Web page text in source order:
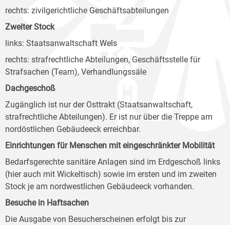
rechts: zivilgerichtliche Geschäftsabteilungen
Zweiter Stock
links: Staatsanwaltschaft Wels
rechts: strafrechtliche Abteilungen, Geschäftsstelle für
Strafsachen (Team), Verhandlungssäle
Dachgeschoß
Zugänglich ist nur der Osttrakt (Staatsanwaltschaft,
strafrechtliche Abteilungen). Er ist nur über die Treppe am
nordöstlichen Gebäudeeck erreichbar.
Einrichtungen für Menschen mit eingeschränkter Mobilität
Bedarfsgerechte sanitäre Anlagen sind im Erdgeschoß links
(hier auch mit Wickeltisch) sowie im ersten und im zweiten
Stock je am nordwestlichen Gebäudeeck vorhanden.
Besuche in Haftsachen
Die Ausgabe von Besucherscheinen erfolgt bis zur